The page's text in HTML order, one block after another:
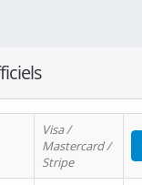
Visa /
Mastercard /
Stripe